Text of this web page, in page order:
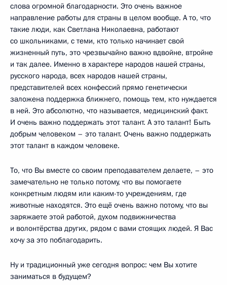
слова огромной благодарности. Это очень важное
направление работы для страны в целом вообще. А то, что
такие люди, как Светлана Николаевна, работают
со школьниками, с теми, кто только начинает свой
жизненный путь, это чрезвычайно важно вдвойне, втройне
и так далее. Именно в характере народов нашей страны,
русского народа, всех народов нашей страны,
представителей всех конфессий прямо генетически
заложена поддержка ближнего, помощь тем, кто нуждается
в ней. Это абсолютно, что называется, медицинский факт.
И очень важно поддержать этот талант. А это талант! Быть
добрым человеком – это талант. Очень важно поддержать
этот талант в каждом человеке.
То, что Вы вместе со своим преподавателем делаете, – это
замечательно не только потому, что вы помогаете
конкретным людям или каким-то учреждениям, где
животные находятся. Это ещё очень важно потому, что вы
заряжаете этой работой, духом подвижничества
и волонтёрства других, рядом с вами стоящих людей. Я Вас
хочу за это поблагодарить.
Ну и традиционный уже сегодня вопрос: чем Вы хотите
заниматься в будущем?